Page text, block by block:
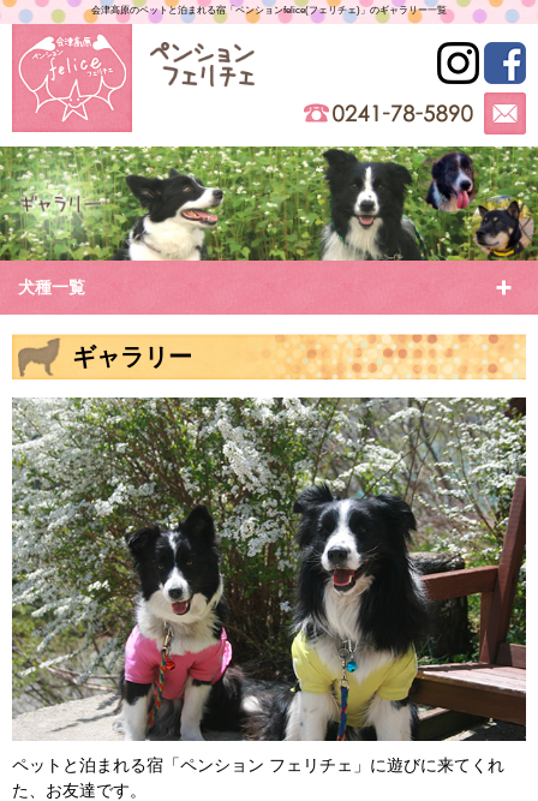
会津高原のペットと泊まれる宿「ペンションfelice(フェリチェ)」のギャラリー一覧
犬種一覧
ギャラリー
ペットと泊まれる宿「ペンション フェリチェ」に遊びに来てくれ
た、お友達です。